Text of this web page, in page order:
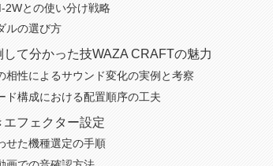
2Wとの使い分け戦略
ルの選び方
して分かった技WAZA CRAFTの魅力
相性によるサウンド変化の実例と考察
ド構成における配置順序の工夫
エフェクター設定
せた機種選定の手順